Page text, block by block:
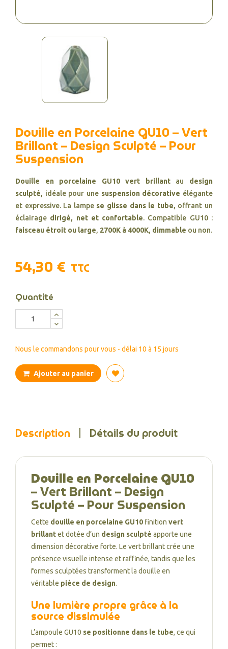
Douille en Porcelaine GU10 – Vert
Brillant – Design Sculpté – Pour
Suspension
Douille en porcelaine GU10 vert brillantau design
sculpté, idéale pour une suspension décorative élégante
et expressive. La lampe se glisse dans le tube, offrant un
éclairage dirigé, net et confortable. Compatible GU10 :
faisceau étroit ou large, 2700K à 4000K, dimmable ou non.
54,30 € TTC
Quantité
Nous le commandons pour vous - délai 10 à 15 jours
Ajouter au panier
Description Détails du produit
Douille en Porcelaine GU10
– Vert Brillant – Design
Sculpté – Pour Suspension
Cette douille en porcelaine GU10 finition vert
brillantet dotée d’un design sculpté apporte une
dimension décorative forte. Le vert brillant crée une
présence visuelle intense et raffinée, tandis que les
formes sculptées transforment la douille en
véritable pièce de design.
Une lumière propre grâce à la
source dissimulée
L’ampoule GU10 se positionne dans le tube, ce qui
permet :